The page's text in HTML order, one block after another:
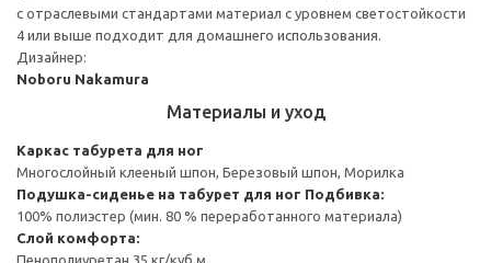
с отраслевыми стандартами материал с уровнем светостойкости
4 или выше подходит для домашнего использования.
Дизайнер:
Noboru Nakamura
Материалы и уход
Каркас табурета для ног
Многослойный клееный шпон, Березовый шпон, Морилка
Подушка-сиденье на табурет для ног Подбивка:
100% полиэстер (мин. 80 % переработанного материала)
Слой комфорта:
Пенополиуретан 35 кг/куб.м